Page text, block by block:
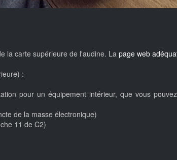
la carte supérieure de l'audine. Lapage web
:
pour un équipement intérieur, que vous
de la masse électronique)
11 de C2)